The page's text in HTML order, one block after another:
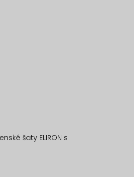
šaty ELIRON s